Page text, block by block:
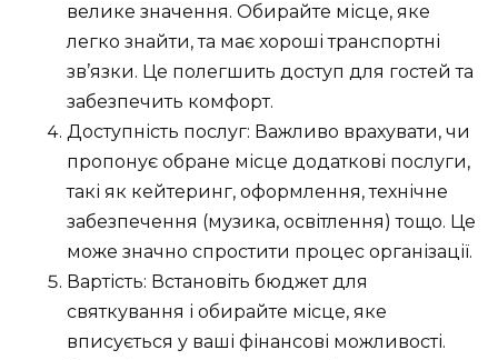
велике значення. Обирайте місце, яке
легко знайти, та має хороші транспортні
зв’язки. Це полегшить доступ для гостей та
забезпечить комфорт.
Доступність послуг: Важливо врахувати, чи
пропонує обране місце додаткові послуги,
такі як кейтеринг, оформлення, технічне
забезпечення (музика, освітлення) тощо. Це
може значно спростити процес організації.
Вартість: Встановіть бюджет для
святкування і обирайте місце, яке
вписується у ваші фінансові можливості.